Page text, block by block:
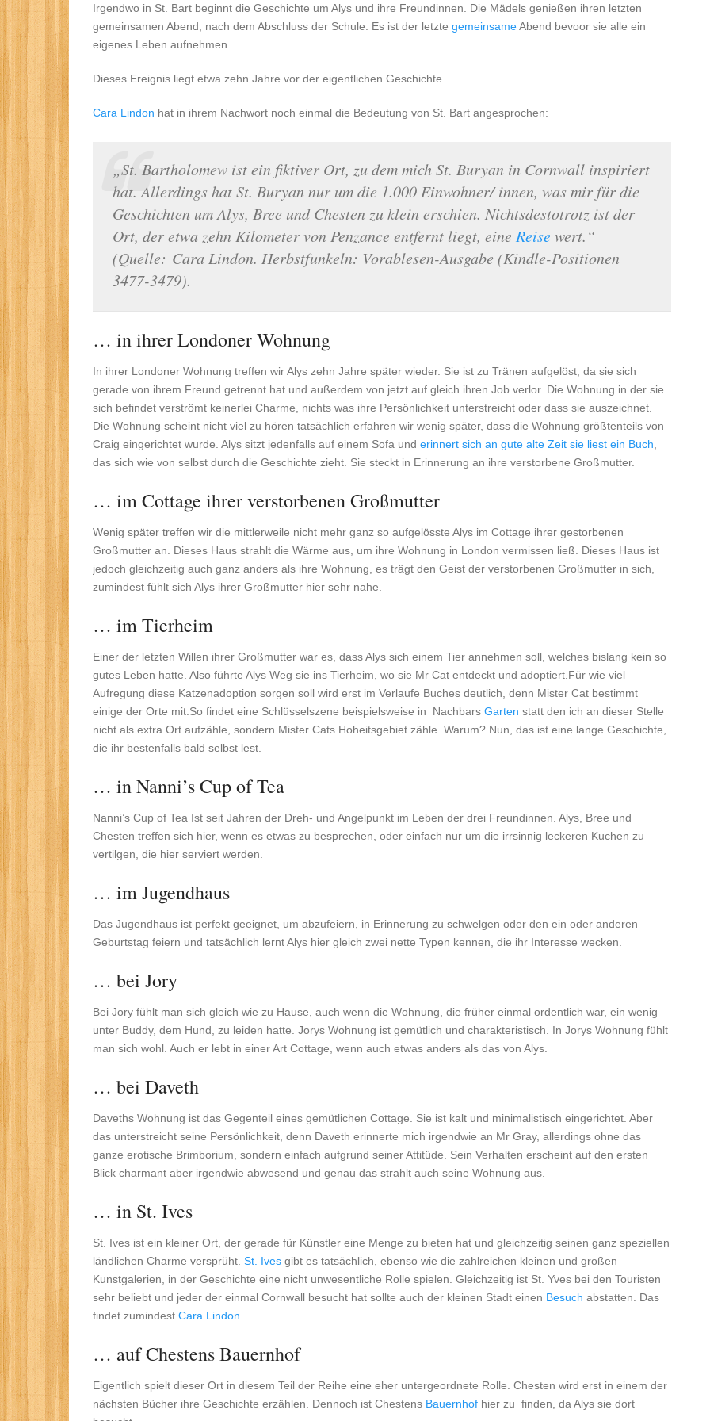
Irgendwo in St. Bart beginnt die Geschichte um Alys und ihre Freundinnen. Die Mädels genießen ihren letzten
gemeinsamen Abend, nach dem Abschluss der Schule. Es ist der letzte gemeinsameAbend bevoor sie alle ein
eigenes Leben aufnehmen.
Dieses Ereignis liegt etwa zehn Jahre vor der eigentlichen Geschichte.
Cara Lindon hat in ihrem Nachwort noch einmal die Bedeutung von St. Bart angesprochen:
„St. Bartholomew ist ein fiktiver Ort, zu dem mich St. Buryan in Cornwall inspiriert
hat. Allerdings hat St. Buryan nur um die 1.000 Einwohner/ innen, was mir für die
Geschichten um Alys, Bree und Chesten zu klein erschien. Nichtsdestotrotz ist der
Ort, der etwa zehn Kilometer von Penzance entfernt liegt, eine Reisewert.“
(Quelle: Cara Lindon. Herbstfunkeln: Vorablesen-Ausgabe (Kindle-Positionen
3477-3479).
… in ihrer Londoner Wohnung
In ihrer Londoner Wohnung treffen wir Alys zehn Jahre später wieder. Sie ist zu Tränen aufgelöst, da sie sich
gerade von ihrem Freund getrennt hat und außerdem von jetzt auf gleich ihren Job verlor. Die Wohnung in der sie
sich befindet verströmt keinerlei Charme, nichts was ihre Persönlichkeit unterstreicht oder dass sie auszeichnet.
Die Wohnung scheint nicht viel zu hören tatsächlich erfahren wir wenig später, dass die Wohnung größtenteils von
Craig eingerichtet wurde. Alys sitzt jedenfalls auf einem Sofa und erinnert sich an gute alte Zeit sie liest ein Buch
das sich wie von selbst durch die Geschichte zieht. Sie steckt in Erinnerung an ihre verstorbene Großmutter.
… im Cottage ihrer verstorbenen Großmutter
Wenig später treffen wir die mittlerweile nicht mehr ganz so aufgelösste Alys im Cottage ihrer gestorbenen
Großmutter an. Dieses Haus strahlt die Wärme aus, um ihre Wohnung in London vermissen ließ. Dieses Haus ist
jedoch gleichzeitig auch ganz anders als ihre Wohnung, es trägt den Geist der verstorbenen Großmutter in sich,
zumindest fühlt sich Alys ihrer Großmutter hier sehr nahe.
… im Tierheim
Einer der letzten Willen ihrer Großmutter war es, dass Alys sich einem Tier annehmen soll, welches bislang kein so
gutes Leben hatte. Also führte Alys Weg sie ins Tierheim, wo sie Mr Cat entdeckt und adoptiert.Für wie viel
Aufregung diese Katzenadoption sorgen soll wird erst im Verlaufe Buches deutlich, denn Mister Cat bestimmt
einige der Orte mit.So findet eine Schlüsselszene beispielsweise in Nachbars Garten statt den ich an dieser Stelle
nicht als extra Ort aufzähle, sondern Mister Cats Hoheitsgebiet zähle. Warum? Nun, das ist eine lange Geschichte,
die ihr bestenfalls bald selbst lest.
… in Nanni’s Cup of Tea
Nanni’s Cup of Tea Ist seit Jahren der Dreh- und Angelpunkt im Leben der drei Freundinnen. Alys, Bree und
Chesten treffen sich hier, wenn es etwas zu besprechen, oder einfach nur um die irrsinnig leckeren Kuchen zu
vertilgen, die hier serviert werden.
… im Jugendhaus
Das Jugendhaus ist perfekt geeignet, um abzufeiern, in Erinnerung zu schwelgen oder den ein oder anderen
Geburtstag feiern und tatsächlich lernt Alys hier gleich zwei nette Typen kennen, die ihr Interesse wecken.
… bei Jory
Bei Jory fühlt man sich gleich wie zu Hause, auch wenn die Wohnung, die früher einmal ordentlich war, ein wenig
unter Buddy, dem Hund, zu leiden hatte. Jorys Wohnung ist gemütlich und charakteristisch. In Jorys Wohnung fühlt
man sich wohl. Auch er lebt in einer Art Cottage, wenn auch etwas anders als das von Alys.
… bei Daveth
Daveths Wohnung ist das Gegenteil eines gemütlichen Cottage. Sie ist kalt und minimalistisch eingerichtet. Aber
das unterstreicht seine Persönlichkeit, denn Daveth erinnerte mich irgendwie an Mr Gray, allerdings ohne das
ganze erotische Brimborium, sondern einfach aufgrund seiner Attitüde. Sein Verhalten erscheint auf den ersten
Blick charmant aber irgendwie abwesend und genau das strahlt auch seine Wohnung aus.
… in St. Ives
St. Ives ist ein kleiner Ort, der gerade für Künstler eine Menge zu bieten hat und gleichzeitig seinen ganz speziellen
ländlichen Charme versprüht. St. Ives gibt es tatsächlich, ebenso wie die zahlreichen kleinen und großen
Kunstgalerien, in der Geschichte eine nicht unwesentliche Rolle spielen. Gleichzeitig ist St. Yves bei den Touristen
sehr beliebt und jeder der einmal Cornwall besucht hat sollte auch der kleinen Stadt einen Besuch abstatten. Das
findet zumindest Cara Lindon
… auf Chestens Bauernhof
Eigentlich spielt dieser Ort in diesem Teil der Reihe eine eher untergeordnete Rolle. Chesten wird erst in einem der
nächsten Bücher ihre Geschichte erzählen. Dennoch ist Chestens Bauernhof hier zu finden, da Alys sie dort